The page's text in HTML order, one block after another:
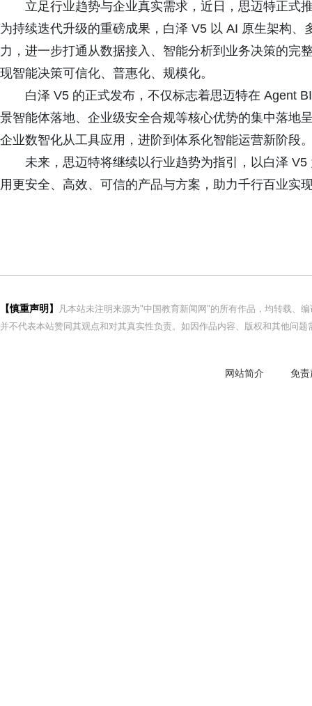
立足行业趋势与企业真实需求，近日，思迈特正式
为持续迭代升级的重磅成果，白泽 V5 以 AI 原生架构
力，进一步打通从数据接入、智能分析到业务决策的完
现智能决策可信化、普惠化、规模化。
白泽 V5 的正式发布，不仅标志着思迈特在 Agent
景智能体落地、企业级安全合规等核心优势的集中落地
企业数智化从工具应用，进阶到体系化智能运营新阶段
未来，思迈特将继续以行业趋势为指引，以白泽
用更安全、高效、可信的产品与方案，助力千行百业实
【慎重声明】
凡本站未注明来源为"中国教育新闻网"的所有作品，均转载、
并不代表本站赞同其观点和对其真实性负责。如因作品内容、版权和其他问
网站简介 免责